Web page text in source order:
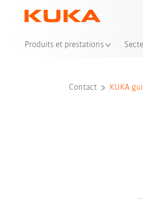
Produits et prestations
Contact KUKA